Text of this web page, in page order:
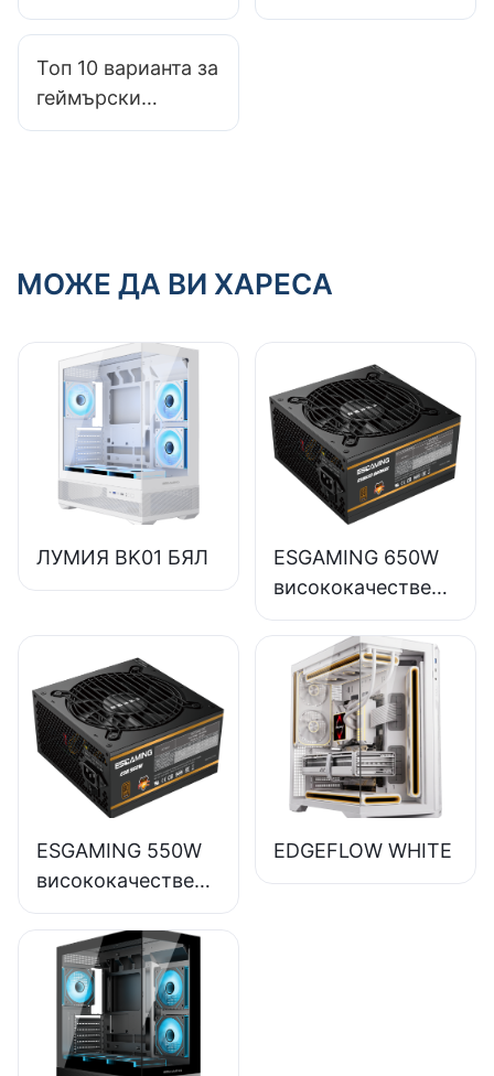
трябва да търсите
компютърни
кутии за висок
клас?
модулни
Топ 10 варианта за
геймърски
компютърни
МОЖЕ ДА ВИ ХАРЕСА
ЛУМИЯ BK01 БЯЛ
ESGAMING 650W
висококачествено
захранване за
настолни
компютри с 85%
ефективност,
пълномодулно,
80+ бронзово,
ESB650W
ESGAMING 550W
висококачествени
захранвания за
настолни
компютри с 85%
ефективност, 80+
бронзови
сертификати
EDGEFLOW WHITE